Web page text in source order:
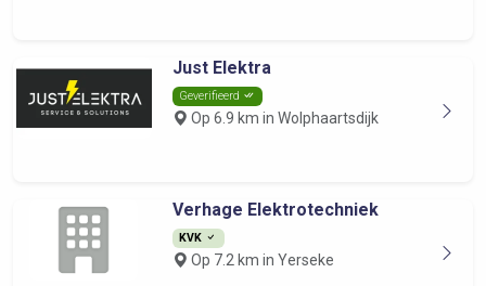
Just Elektra
Geverifieerd
Op 6.9 km in Wolphaartsdijk
Verhage Elektrotechniek
KVK
Op 7.2 km in Yerseke